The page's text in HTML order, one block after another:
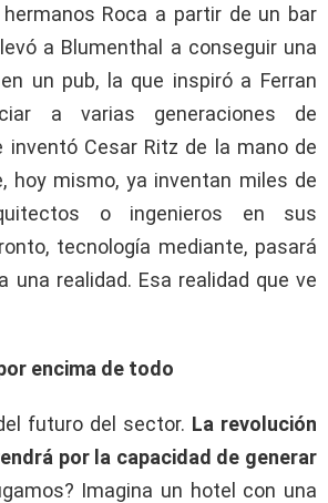
Roca a partir de un bar
a Blumenthal a conseguir una
un pub, la que inspiró a Ferran
a varias generaciones de
inventó Cesar Ritz de la mano de
hoy mismo, ya inventan miles de
o ingenieros en sus
tecnología mediante, pasará
una realidad. Esa realidad que ve
encima de todo
futuro del sector. La revolución
por la capacidad de generar
Imagina un hotel con una